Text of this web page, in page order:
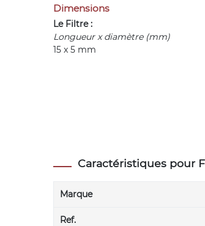
Dimensions
Le Filtre :
Longueur x diamètre (mm)
15 x 5 mm
Caractéristiques pour
Marque
Ref.